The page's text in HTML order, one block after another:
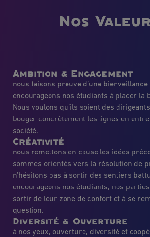
Nos
Ambition & Engagement
nous faisons preuve d’une bienveillance
encourageons nos étudiants à placer la
Nous voulons qu’ils soient des
bouger concrètement les lignes en
société.
Créativité
nous remettons en cause les idées
sommes orientés vers la résolution de
n’hésitons pas à sortir des sentiers
encourageons nos étudiants, nos
sortir de leur zone de confort et à se
question.
Diversité & Ouverture
à nos yeux, ouverture, diversité et